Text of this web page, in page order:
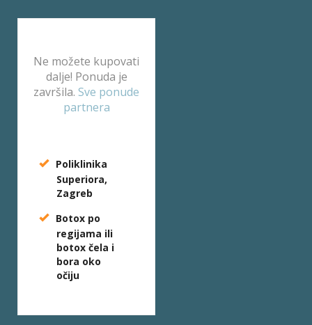
Ne možete kupovati
dalje! Ponuda je
završila. Sve ponude
partnera
Poliklinika
Superiora,
Zagreb
Botox po
regijama ili
botox čela i
bora oko
očiju